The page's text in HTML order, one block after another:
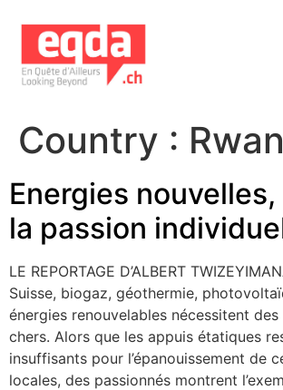
Country :
Energies
la passion
LE REPORTAGE D’ALBERT
Suisse, biogaz, géothermie,
énergies renouvelables nécessitent
chers. Alors que les appuis étatiques
insuffisants pour l’épanouissement de
locales, des passionnés montrent